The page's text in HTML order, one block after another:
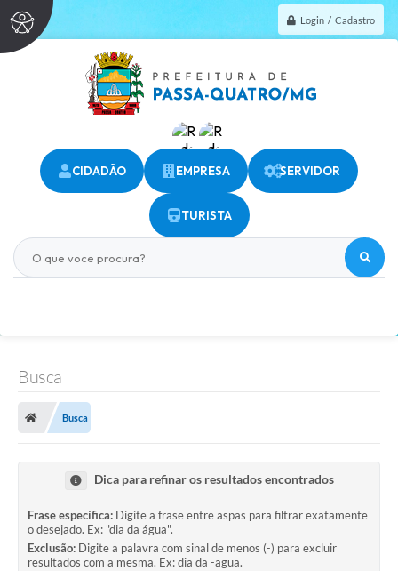
Login / Cadastro
O que voce procura?
CIDADÃO EMPRESA SERVIDOR
TURISTA
Busca
Busca
Dica para refinar os resultados encontrados
Frase específica: Digite a frase entre aspas para filtrar exatamente
o desejado. Ex: "dia da água".
Exclusão: Digite a palavra com sinal de menos (-) para excluir
resultados com a mesma. Ex: dia da -agua.